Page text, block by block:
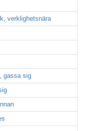
verklighetsnära
gassa sig